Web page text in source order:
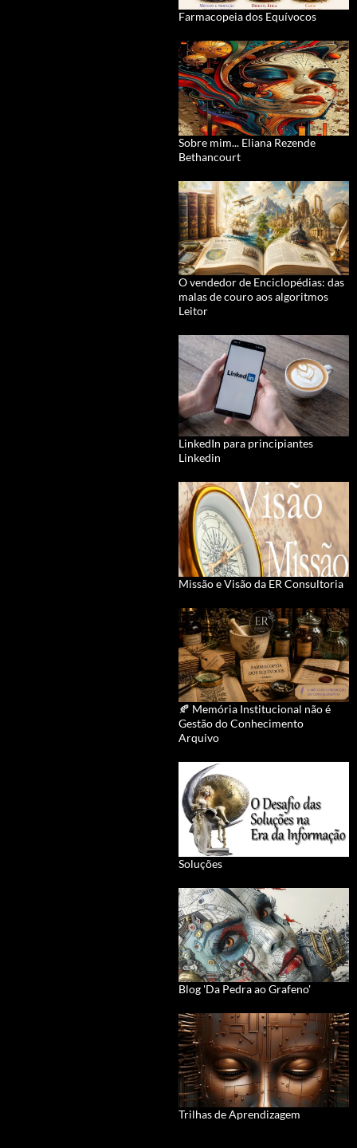
Farmacopeia dos Equívocos
Sobre mim... Eliana Rezende
Bethancourt
O vendedor de Enciclopédias: das
malas de couro aos algoritmos
Leitor
LinkedIn para principiantes
Linkedin
Missão e Visão da ER Consultoria
🍂 Memória Institucional não é
Gestão do Conhecimento
Arquivo
Soluções
Blog 'Da Pedra ao Grafeno'
Trilhas de Aprendizagem